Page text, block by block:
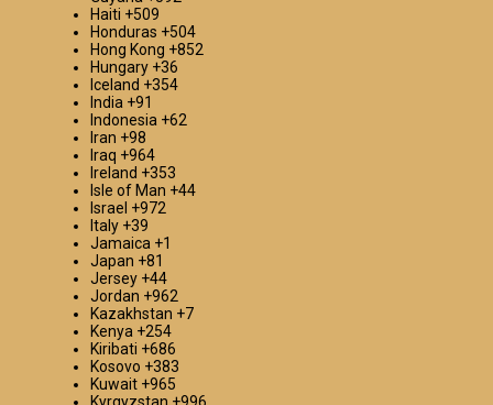
Сотрудничество с пунктом приема металла в
Красногорске
Компания «Втормет» в Красногорске радостно
распахивает свои двери для долгосрочного и
плодотворного сотрудничества на взаимовыгодных
условиях. Если вы представляете крупное строительное
предприятие, электросетевую компанию или ваша
деятельность сопряжена с регулярным образованием
металлолома, то у нас для вас есть замечательные
предложения. Мы обеспечиваем конкурентоспособные
расценки на прием и вывоз металла, а также
гарантируем приоритетное обслуживание для наших
постоянных клиентов. Мы понимаем важность
надежного партнера, и именно поэтому ваше доверие
будет оценено по достоинству. Если наше предложение
привлекло ваше внимание, не медлите — звоните нам!
Во «Втормет» мы всегда открыты для новых партнерств
и с нетерпением ждем возможности сосредоточить
наши усилия на совместном успехе.
Haiti +509
Honduras +504
Hong Kong +852
Hungary +36
Iceland +354
India +91
Indonesia +62
Iran +98
Iraq +964
Ireland +353
Isle of Man +44
Israel +972
Italy +39
Jamaica +1
Japan +81
Jersey +44
Jordan +962
Kazakhstan +7
Kenya +254
Kiribati +686
Kosovo +383
Kuwait +965